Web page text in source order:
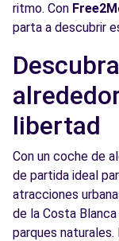
Free2Move
Avda. Tres
Valencia,
Ver agencia
Free2Move
Calle Padre
Valencia,
ritmo. Con
parta a descubrir
libertad
Con un coche de
de partida ideal
atracciones
de la Costa
parques